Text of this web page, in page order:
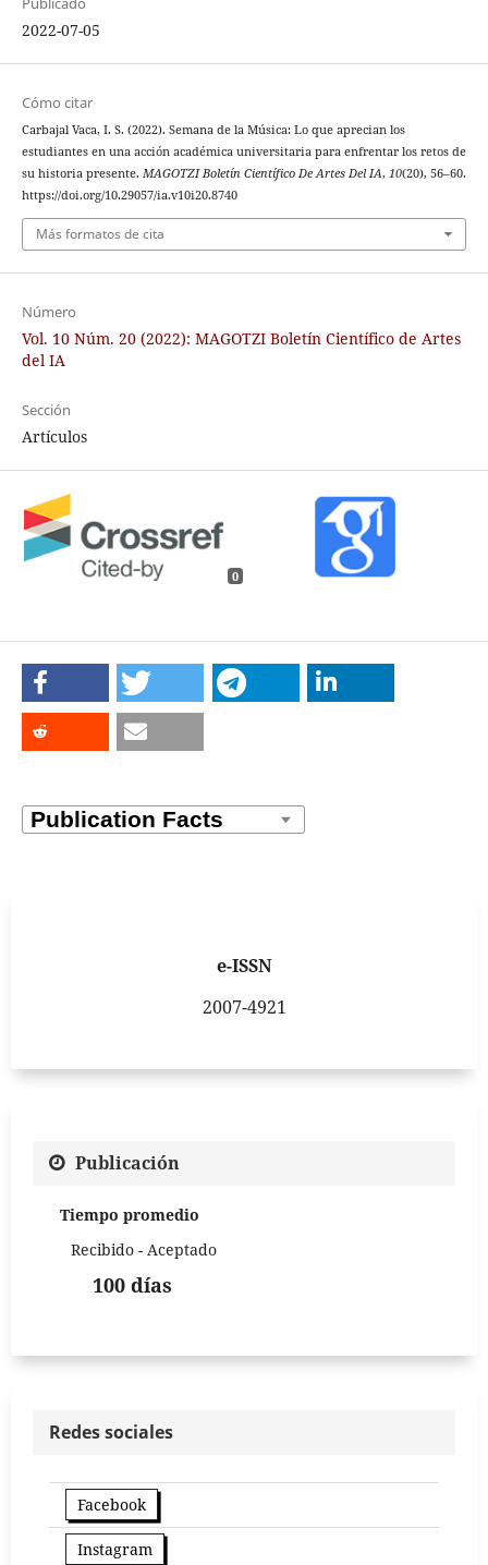
2022-07-05
Cómo citar
Carbajal Vaca, I. S. (2022). Semana de la Música: Lo que aprecian los
estudiantes en una acción académica universitaria para enfrentar los retos de
su historia presente. MAGOTZI Boletín Científico De Artes Del IA, 10(20), 56–60.
https://doi.org/10.29057/ia.v10i20.8740
Más formatos de cita
Número
Vol. 10 Núm. 20 (2022): MAGOTZI Boletín Científico de Artes
del IA
Sección
Artículos
0
e-ISSN
2007-4921
Publicación
Tiempo promedio
Recibido - Aceptado
100 días
Redes sociales
Facebook
Instagram